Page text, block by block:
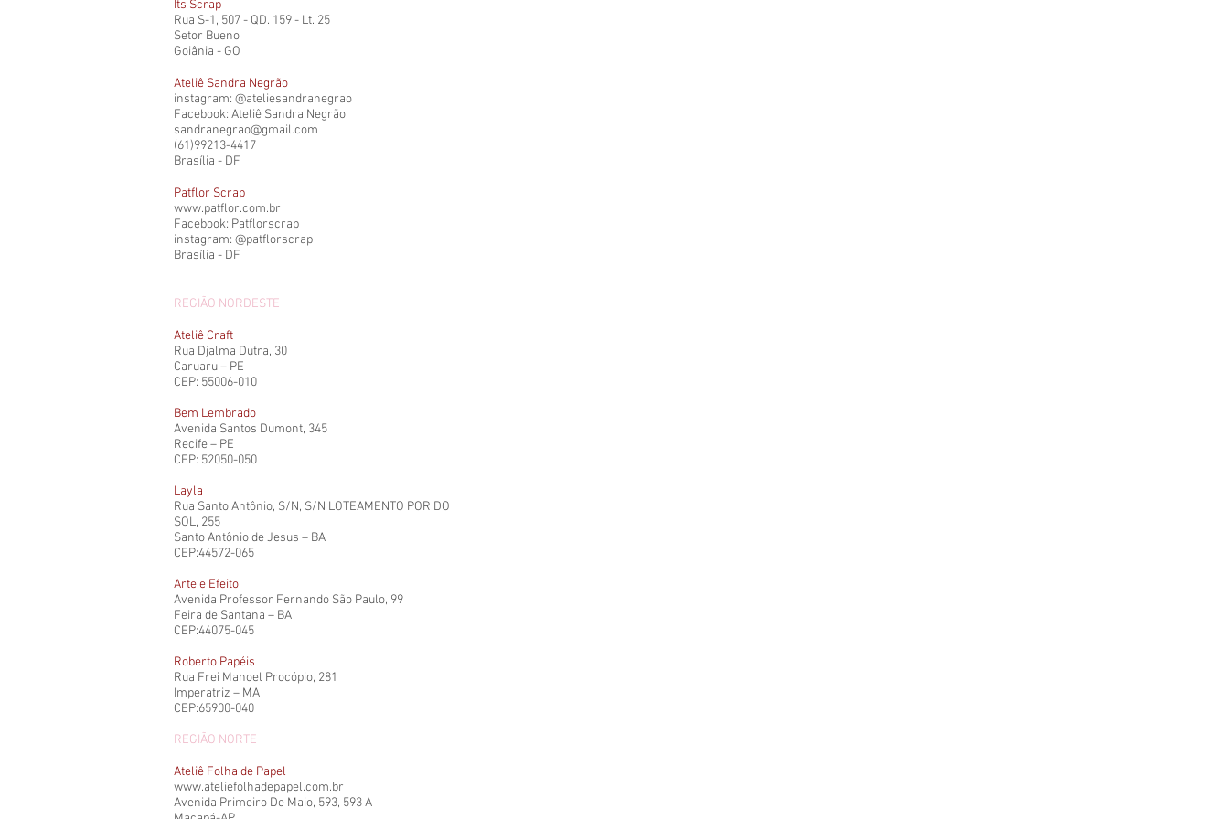
Its Scrap
Rua S-1, 507 - QD. 159 - Lt. 25
Setor Bueno
Goiânia - GO
Ateliê Sandra Negrão
instagram: @ateliesandranegrao
Facebook: Ateliê Sandra Negrão
sandranegrao@gmail.com
(61)99213-4417
Brasília - DF
Patflor Scrap
www.patflor.com.br
Facebook: Patflorscrap
instagram: @patflorscrap
Brasília - DF
REGIÃO NORDESTE
Ateliê Craft
Rua Djalma Dutra, 30
Caruaru – PE
CEP: 55006-010
Bem Lembrado
Avenida Santos Dumont, 345
Recife – PE
CEP: 52050-050
Layla
Rua Santo Antônio, S/N, S/N LOTEAMENTO POR DO
SOL, 255
Santo Antônio de Jesus – BA
CEP:44572-065
Arte e Efeito
Avenida Professor Fernando São Paulo, 99
Feira de Santana – BA
CEP:44075-045
Roberto Papéis
Rua Frei Manoel Procópio, 281
Imperatriz – MA
CEP:65900-040
REGIÃO NORTE
Ateliê Folha de Papel
www.ateliefolhadepapel.com.br
Avenida Primeiro De Maio, 593, 593 A